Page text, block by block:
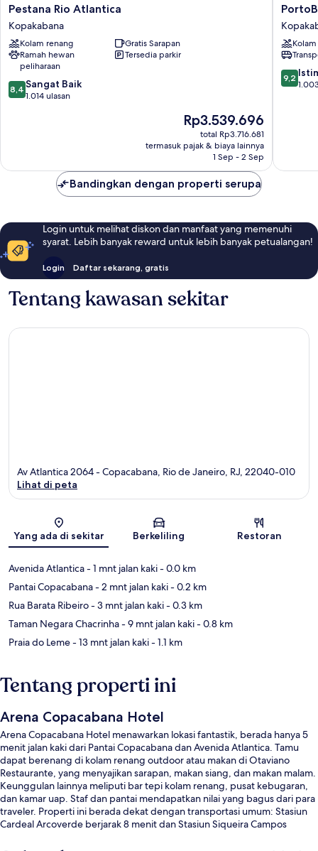
Pestana
Rio
Atlantica
Kopakabana
Pestana Rio Atlantica
Kopakabana
Kolam renang
Gratis Sarapan
Ramah hewan
peliharaan
Tersedia parkir
8.4
dari
8,4 Sangat Baik
1.014 ulasan
Harga
sekarang
Rp3.539.696
Rp3.539.696
total Rp3.716.681
termasuk pajak & biaya lainnya
1 Sep - 2 Sep
Rio
de
Janeiro
9.2
dari
9,2
Bandingkan dengan properti serupa
Login untuk melihat diskon dan manfaat yang memenuhi
syarat. Lebih banyak reward untuk lebih banyak petualangan!
Login Daftar sekarang, gratis
Tentang kawasan sekitar
Peta
Av Atlantica 2064 - Copacabana, Rio de Janeiro, RJ, 22040-010
Lihat di peta
Yang ada di sekitar Berkeliling Restoran
Avenida Atlantica- 1 mnt jalan kaki- 0.0 km
Pantai Copacabana- 2 mnt jalan kaki- 0.2 km
Rua Barata Ribeiro- 3 mnt jalan kaki- 0.3 km
Taman Negara Chacrinha- 9 mnt jalan kaki- 0.8 km
Praia do Leme- 13 mnt jalan kaki- 1.1 km
Tentang properti ini
Arena Copacabana Hotel
Arena Copacabana Hotel menawarkan lokasi fantastik, berada hanya 5
menit jalan kaki dari Pantai Copacabana dan Avenida Atlantica. Tamu
dapat berenang di kolam renang outdoor atau makan di Otaviano
Restaurante, yang menyajikan sarapan, makan siang, dan makan malam.
Keunggulan lainnya meliputi bar tepi kolam renang, pusat kebugaran,
dan kamar uap. Staf dan pantai mendapatkan nilai yang bagus dari para
traveler. Properti ini berada dekat dengan transportasi umum: Stasiun
Cardeal Arcoverde berjarak 8 menit dan Stasiun Siqueira Campos